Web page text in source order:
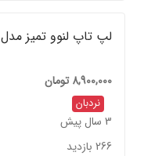
لپ تاپ لنوو تمیز مدل 81Y3
8,900,000 تومان
نردبان
3 سال پیش
266 بازدید